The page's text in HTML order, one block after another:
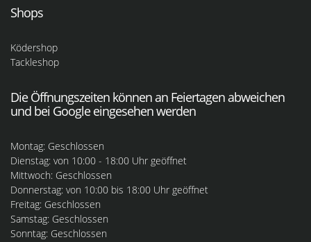
Shops
Ködershop
Tackleshop
Die Öffnungszeiten können an Feiertagen abweichen
und bei Google eingesehen werden
Montag: Geschlossen
Dienstag: von 10:00 - 18:00 Uhr geöffnet
Mittwoch: Geschlossen
Donnerstag: von 10:00 bis 18:00 Uhr geöffnet
Freitag: Geschlossen
Samstag: Geschlossen
Sonntag: Geschlossen